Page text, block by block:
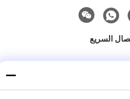
السريع